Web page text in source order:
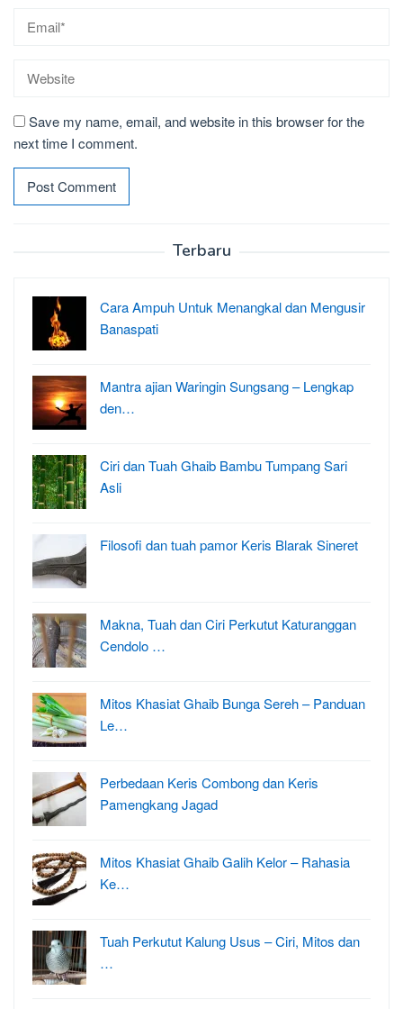
Save my name, email, and website in this browser for the
next time I comment.
Terbaru
Cara Ampuh Untuk Menangkal dan Mengusir
Banaspati
Mantra ajian Waringin Sungsang – Lengkap
den…
Ciri dan Tuah Ghaib Bambu Tumpang Sari
Asli
Filosofi dan tuah pamor Keris Blarak Sineret
Makna, Tuah dan Ciri Perkutut Katuranggan
Cendolo …
Mitos Khasiat Ghaib Bunga Sereh – Panduan
Le…
Perbedaan Keris Combong dan Keris
Pamengkang Jagad
Mitos Khasiat Ghaib Galih Kelor – Rahasia
Ke…
Tuah Perkutut Kalung Usus – Ciri, Mitos dan
…